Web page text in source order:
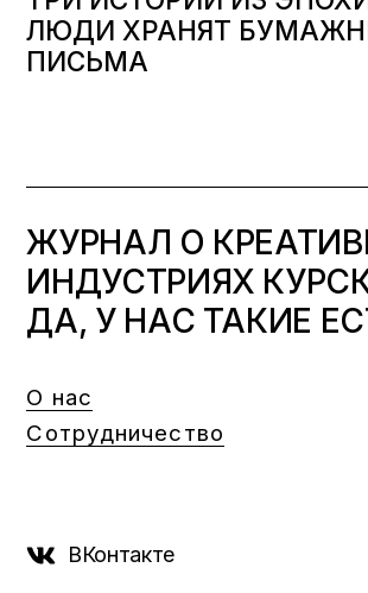
ЛЮДИ ХРАНЯТ
ПИСЬМА
ЖУРНАЛ О
ИНДУСТРИЯХ
ДА, У НАС ТАКИЕ
О нас
Сотрудничество
ВКонтакте